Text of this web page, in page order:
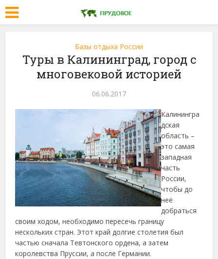
Базы отдыха России
Туры в Калининград, город с
многовековой историей
06.06.2017
Калинингра
дская
область –
это самая
западная
часть
России,
чтобы до
неё
добраться
своим ходом, необходимо пересечь границу
нескольких стран. Этот край долгие столетия был
частью сначала Тевтонского ордена, а затем
королевства Пруссии, а после Германии.